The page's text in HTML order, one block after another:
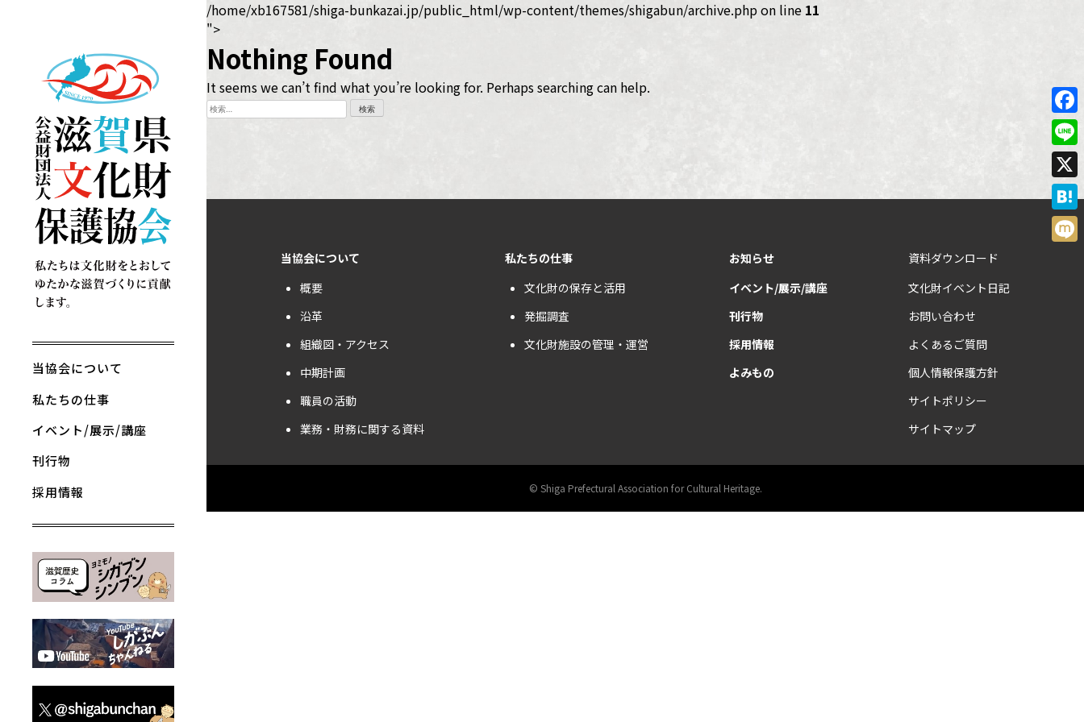
Skip
to
content
当協会について
私たちの仕事
イベント/展示/講座
刊行物
採用情報
/home/xb167581/shiga-bunkazai.jp/public_html/wp-content/themes/shigabun/archive.php on line 11
">
Nothing Found
It seems we can’t find what you’re looking for. Perhaps searching can help.
検
索:
当協会について
概要
沿革
組織図・アクセス
中期計画
職員の活動
業務・財務に関する資料
私たちの仕事
文化財の保存と活用
発掘調査
文化財施設の管理・運営
お知らせ
イベント/展示/講座
刊行物
採用情報
よみもの
資料ダウンロード
文化財イベント日記
お問い合わせ
よくあるご質問
個人情報保護方針
サイトポリシー
サイトマップ
©︎ Shiga Prefectural Association for Cultural Heritage.
Line
X